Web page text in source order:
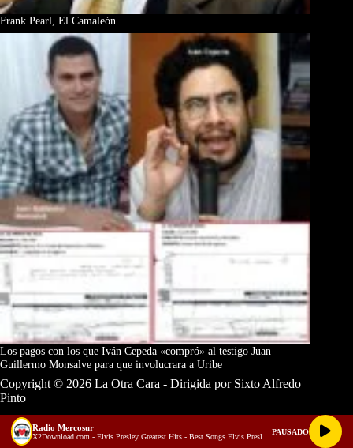
Frank Pearl, El Camaleón
Los pagos con los que Iván Cepeda «compró» al testigo Juan
Guillermo Monsalve para que involucrara a Uribe
Copyright © 2026 La Otra Cara - Dirigida por Sixto Alfredo
Pinto
Radio Mercosur PAUSADO